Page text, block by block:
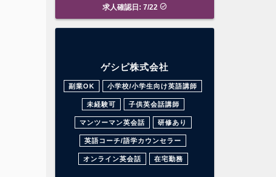
求人確認日: 7/22
ゲシピ株式会社
副業OK 小学校/小学生向け英語講師
未経験可 子供英会話講師
マンツーマン英会話 研修あり
英語コーチ/語学カウンセラー
オンライン英会話 在宅勤務